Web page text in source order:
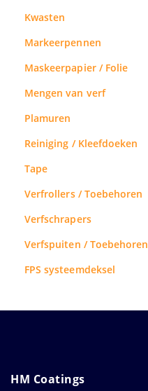
Kwasten
Markeerpennen
Maskeerpapier / Folie
Mengen van verf
Plamuren
Reiniging / Kleefdoeken
Tape
Verfrollers / Toebehoren
Verfschrapers
Verfspuiten / Toebehoren
FPS systeemdeksel
HM Coatings